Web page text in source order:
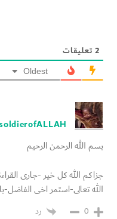
2 تعليقات
Oldest
بسم الله الرحمن الرحيم
جزاكم الله كل خير -جارى
الله تعالى-استمر اخى الفاضل-
0 رد